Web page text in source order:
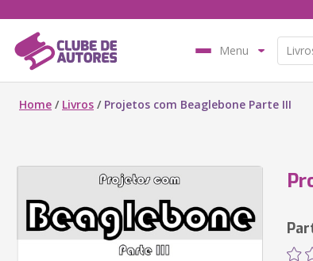
Menu
Home / Livros / Projetos com Beaglebone Parte III